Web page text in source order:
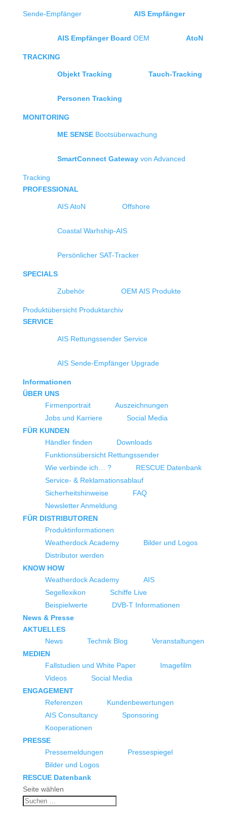
Sende-Empfänger AIS Empfänger
AIS Empfänger Board OEM AtoN
TRACKING
Objekt Tracking Tauch-Tracking
Personen Tracking
MONITORING
ME SENSEBootsüberwachung
SmartConnect Gatewayvon Advanced
Tracking
PROFESSIONAL
AIS AtoN Offshore
Coastal Warhship-AIS
Persönlicher SAT-Tracker
SPECIALS
Zubehör OEM AIS Produkte
Produktübersicht Produktarchiv
SERVICE
AIS Rettungssender Service
AIS Sende-Empfänger Upgrade
Informationen
ÜBER UNS
Firmenportrait
Auszeichnungen
Jobs und Karriere
Social Media
FÜR KUNDEN
Händler finden
Downloads
Funktionsübersicht Rettungssender
Wie verbinde ich… ?
RESCUE Datenbank
Service- & Reklamationsablauf
Sicherheitshinweise
FAQ
Newsletter Anmeldung
FÜR DISTRIBUTOREN
Produktinformationen
Weatherdock Academy
Bilder und Logos
Distributor werden
KNOW HOW
Weatherdock Academy
AIS
Segellexikon
Schiffe Live
Beispielwerte
DVB-T Informationen
News & Presse
AKTUELLES
News
Technik Blog
Veranstaltungen
MEDIEN
Fallstudien und White Paper
Imagefilm
Videos
Social Media
ENGAGEMENT
Referenzen
Kundenbewertungen
AIS Consultancy
Sponsoring
Kooperationen
PRESSE
Pressemeldungen
Pressespiegel
Bilder und Logos
RESCUE Datenbank
Seite wählen